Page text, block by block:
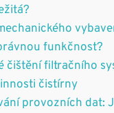
funkčnost?
čištění filtračního
čistírny
provozních dat: